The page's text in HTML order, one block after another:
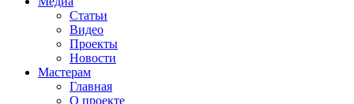
Статьи
Видео
Проекты
Новости
Мастерам
Главная
О проекте